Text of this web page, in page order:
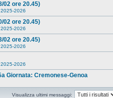
02 ore 20.45)
2026
02 ore 20.45)
2026
02 ore 20.45)
2026
2026
Giornata: Cremonese-Genoa
Visualizza ultimi messaggi: